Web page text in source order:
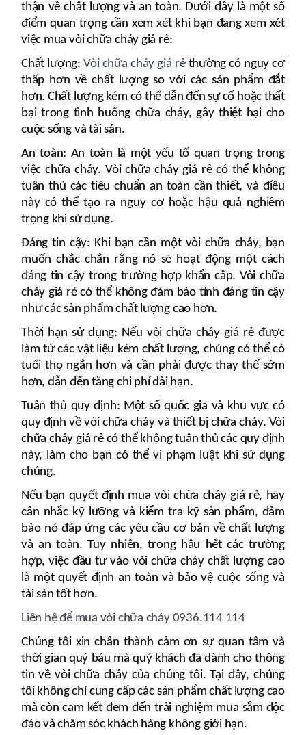
thận về chất lượng và an toàn. Dưới đây là một số
điểm quan trọng cần xem xét khi bạn đang xem xét
việc mua vòi chữa cháy giá rẻ:
Chất lượng:Vòi chữa cháy giá rẻthường có nguy cơ
thấp hơn về chất lượng so với các sản phẩm đắt
hơn. Chất lượng kém có thể dẫn đến sự cố hoặc thất
bại trong tình huống chữa cháy, gây thiệt hại cho
cuộc sống và tài sản.
An toàn: An toàn là một yếu tố quan trọng trong
việc chữa cháy. Vòi chữa cháy giá rẻ có thể không
tuân thủ các tiêu chuẩn an toàn cần thiết, và điều
này có thể tạo ra nguy cơ hoặc hậu quả nghiêm
trọng khi sử dụng.
Đáng tin cậy: Khi bạn cần một vòi chữa cháy, bạn
muốn chắc chắn rằng nó sẽ hoạt động một cách
đáng tin cậy trong trường hợp khẩn cấp. Vòi chữa
cháy giá rẻ có thể không đảm bảo tính đáng tin cậy
như các sản phẩm chất lượng cao hơn.
Thời hạn sử dụng: Nếu vòi chữa cháy giá rẻ được
làm từ các vật liệu kém chất lượng, chúng có thể có
tuổi thọ ngắn hơn và cần phải được thay thế sớm
hơn, dẫn đến tăng chi phí dài hạn.
Tuân thủ quy định: Một số quốc gia và khu vực có
quy định về vòi chữa cháy và thiết bị chữa cháy. Vòi
chữa cháy giá rẻ có thể không tuân thủ các quy định
này, làm cho bạn có thể vi phạm luật khi sử dụng
chúng.
Nếu bạn quyết định mua vòi chữa cháy giá rẻ, hãy
cân nhắc kỹ lưỡng và kiểm tra kỹ sản phẩm, đảm
bảo nó đáp ứng các yêu cầu cơ bản về chất lượng
và an toàn. Tuy nhiên, trong hầu hết các trường
hợp, việc đầu tư vào vòi chữa cháy chất lượng cao
là một quyết định an toàn và bảo vệ cuộc sống và
tài sản tốt hơn.
Liên hệ để mua vòi chữa cháy 0936.114 114
Chúng tôi xin chân thành cảm ơn sự quan tâm và
thời gian quý báu mà quý khách đã dành cho thông
tin về vòi chữa cháy của chúng tôi. Tại đây, chúng
tôi không chỉ cung cấp các sản phẩm chất lượng cao
mà còn cam kết đem đến trải nghiệm mua sắm độc
đáo và chăm sóc khách hàng không giới hạn.